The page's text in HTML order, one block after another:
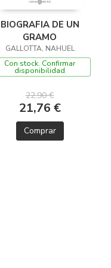
BIOGRAFIA DE UN
GRAMO
GALLOTTA, NAHUEL
Con stock. Confirmar
disponibilidad
22,90 €
21,76 €
Comprar